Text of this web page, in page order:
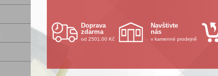
Doprava
zdarma
od 2501.00 Kč
Navštivte
nás
v kamenné prodejně